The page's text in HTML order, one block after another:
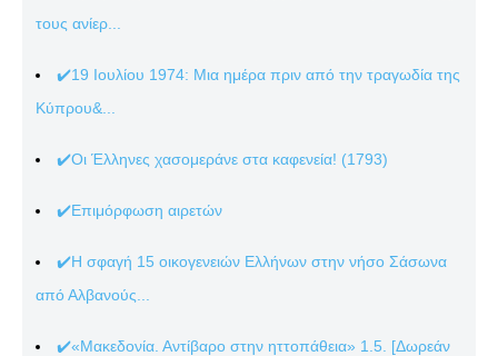
τους ανίερ...
✔️19 Ιουλίου 1974: Μια ημέρα πριν από την τραγωδία της
Κύπρου&...
✔️Οι Έλληνες χασομεράνε στα καφενεία! (1793)
✔️Επιμόρφωση αιρετών
✔️Η σφαγή 15 οικογενειών Ελλήνων στην νήσο Σάσωνα
από Αλβανούς...
✔️«Μακεδονία. Αντίβαρο στην ηττοπάθεια» 1.5. [Δωρεάν